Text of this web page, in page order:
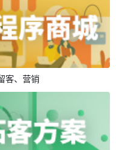
客、营销